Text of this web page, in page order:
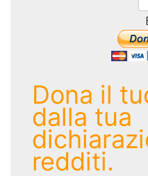
Dona il
dalla tua
redditi.